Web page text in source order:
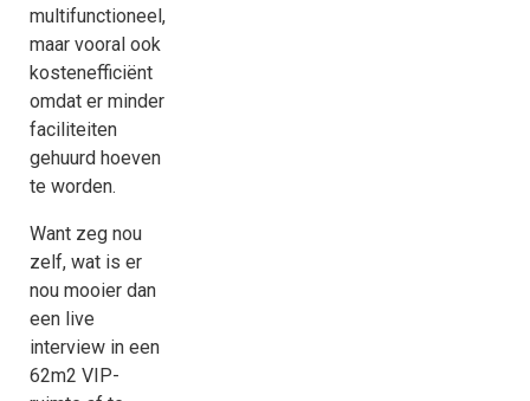
multifunctioneel,
maar vooral ook
kostenefficiënt
omdat er minder
faciliteiten
gehuurd hoeven
te worden.
Want zeg nou
zelf, wat is er
nou mooier dan
een live
interview in een
62m2 VIP-